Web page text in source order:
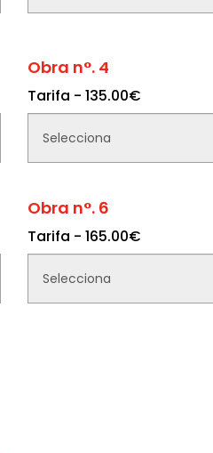
Obra n°. 4
Tarifa - 135.00€
Obra n°. 6
Tarifa - 165.00€